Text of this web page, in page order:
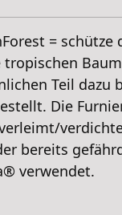
= schütze
Teil
Die
bereits
verwendet.